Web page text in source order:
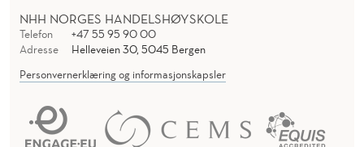
NHH NORGES HANDELSHØYSKOLE
Telefon
+47 55 95 90 00
Adresse
Helleveien 30, 5045 Bergen
Personvernerklæring og informasjonskapsler